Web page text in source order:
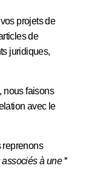
projets de
de
juridiques,
nous faisons
avec le
reprenons
à une *